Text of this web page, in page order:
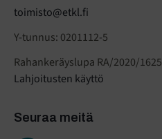
toimisto@etkl.fi
Y-tunnus: 0201112-5
Rahankeräyslupa RA/2020/1625
Lahjoitusten käyttö
Seuraa meitä